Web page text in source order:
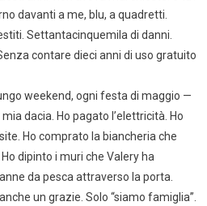
davanti a me, blu, a quadretti.
Settantacinquemila di danni.
contare dieci anni di uso gratuito
weekend, ogni festa di maggio —
dacia. Ho pagato l’elettricità. Ho
Ho comprato la biancheria che
dipinto i muri che Valery ha
da pesca attraverso la porta.
un grazie. Solo “siamo famiglia”.